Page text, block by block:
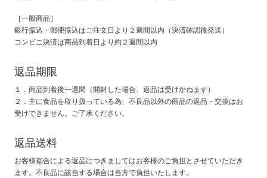
［一般商品］
銀行振込・郵便振込はご注文日より２週間以内（決済確認後発送）
コンビニ決済は商品到着日より約２週間以内
返品期限
１．商品到着後一週間（開封した場合、返品は受けかねます）
２．主に食品を取り扱っている為、不良品以外の商品の返品・交換はお
受けできません。ご了承ください。
返品送料
お客様都合による返品につきましてはお客様のご負担とさせていただき
ます。不良品に該当する場合は当方で負担いたします。